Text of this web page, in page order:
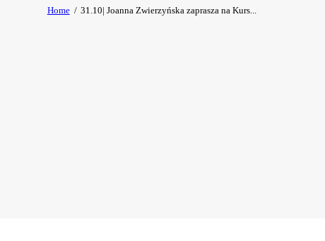
Home 31.10| Joanna Zwierzyńska zaprasza na Kurs...